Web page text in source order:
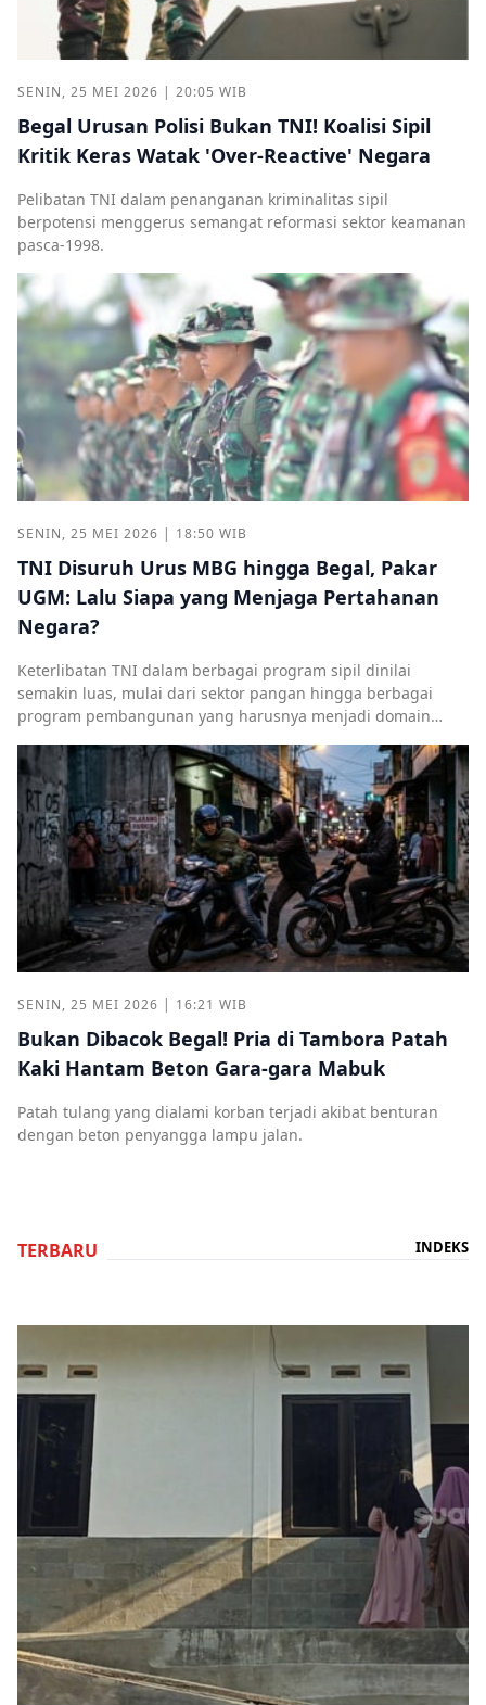
SENIN, 25 MEI 2026 | 20:05 WIB
Begal Urusan Polisi Bukan TNI! Koalisi Sipil
Kritik Keras Watak 'Over-Reactive' Negara
Pelibatan TNI dalam penanganan kriminalitas sipil
berpotensi menggerus semangat reformasi sektor keamanan
pasca-1998.
SENIN, 25 MEI 2026 | 18:50 WIB
TNI Disuruh Urus MBG hingga Begal, Pakar
UGM: Lalu Siapa yang Menjaga Pertahanan
Negara?
Keterlibatan TNI dalam berbagai program sipil dinilai
semakin luas, mulai dari sektor pangan hingga berbagai
program pembangunan yang harusnya menjadi domain
SENIN, 25 MEI 2026 | 16:21 WIB
Bukan Dibacok Begal! Pria di Tambora Patah
Kaki Hantam Beton Gara-gara Mabuk
Patah tulang yang dialami korban terjadi akibat benturan
dengan beton penyangga lampu jalan.
TERBARU INDEKS